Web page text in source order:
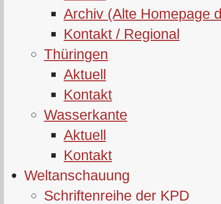
Archiv (Alte Homepage
Kontakt / Regional
Thüringen
Aktuell
Kontakt
Wasserkante
Aktuell
Kontakt
Weltanschauung
Schriftenreihe der KPD